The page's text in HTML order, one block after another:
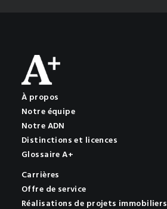
À propos
Notre équipe
Notre ADN
Distinctions et licences
Glossaire A+
Carrières
Offre de service
Réalisations de projets immobiliers